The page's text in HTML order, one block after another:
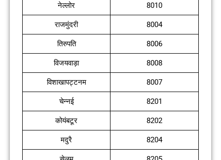
नेल्लोर 8010
राजमुंदरी 8004
तिरुपति 8006
विजयवाड़ा 8008
विशाखापट्टनम 8007
चेन्नई 8201
कोयंबटूर 8202
मदुरै 8204